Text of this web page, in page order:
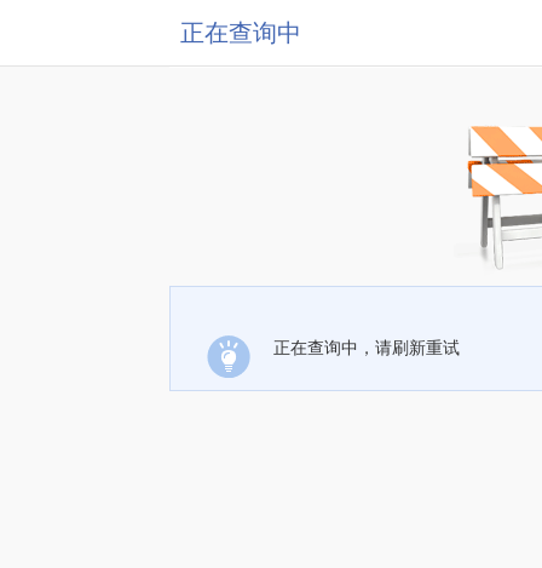
正在查询中
正在查询中，请刷新重试